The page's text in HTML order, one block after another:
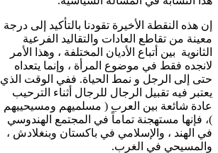
إن هذه النقطة الأخيرة تقودنا بالتأكيد إلى درجة
معينة من تقاطع العادات والتقاليد الفرعية
الثانوية بين أتباع الأديان المختلفة ، وهذا الأمر
لانجده فقط في موضوع المرأة ، وإنما يتعداه
حتى إلى الرجل و نمط الحياة. ففي الوقت الذي
يعتبر فيه تقبيل الرجال للرجال أثناء الترحيب
عادة شائعة بين العرب ( مسلميهم ومسيحييهم
)، فإنها مستهجنة تماماً في المجتمع الهندوسي
في الهند ، والإسلامي في باكستان وبنغلادش ،
والمسيحي في الغرب.